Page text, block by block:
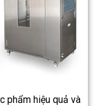
phẩm hiệu quả và